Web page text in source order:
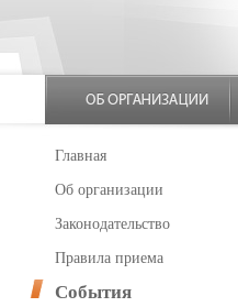
Главная
Об организации
Законодательство
Правила приема
События